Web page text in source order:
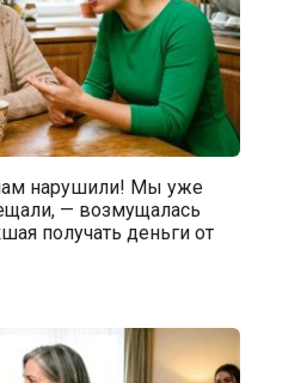
нарушили! Мы уже
— возмущалась
получать деньги от